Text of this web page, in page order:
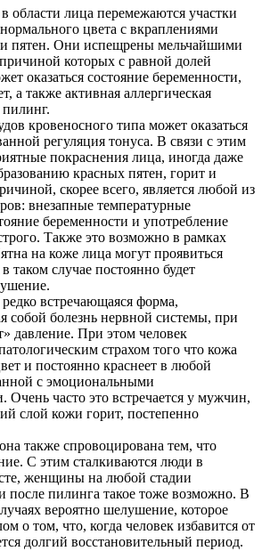
области лица перемежаются участки
цвета с вкраплениями
пятен. Они испещрены мельчайшими
которых с равной долей
оказаться состояние беременности,
а также активная аллергическая
кровеносного типа может оказаться
регуляция тонуса. В связи с этим
покраснения лица, иногда даже
красных пятен, горит и
скорее всего, является любой из
внезапные температурные
беременности и употребление
Также это возможно в рамках
на коже лица могут проявиться
таком случае постоянно будет
встречающаяся форма,
собой болезнь нервной системы, при
давление. При этом человек
страхом того что кожа
и постоянно краснеет в любой
с эмоциональными
Очень часто это встречается у мужчин,
слой кожи горит, постепенно
также спровоцирована тем, что
С этим сталкиваются люди в
женщины на любой стадии
после пилинга такое тоже возможно. В
вероятно шелушение, которое
о том, что, когда человек избавится от
долгий восстановительный период.